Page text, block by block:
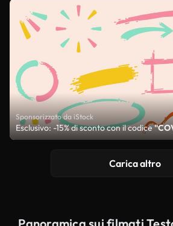
Sponsorizzato da iStock
Esclusivo: -15% di sconto con il codice
Carica altro